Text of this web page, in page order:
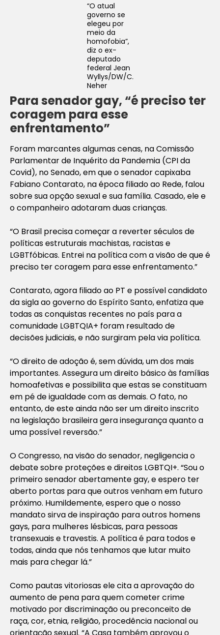
“O atual
governo se
elegeu por
meio da
homofobia”,
diz o ex-
deputado
federal Jean
Wyllys/DW/C.
Neher
Para senador gay, “é preciso ter
coragem para esse
enfrentamento”
Foram marcantes algumas cenas, na Comissão
Parlamentar de Inquérito da Pandemia (CPI da
Covid), no Senado, em que o senador capixaba
Fabiano Contarato, na época filiado ao Rede, falou
sobre sua opção sexual e sua família. Casado, ele e
o companheiro adotaram duas crianças.
“O Brasil precisa começar a reverter séculos de
políticas estruturais machistas, racistas e
LGBTfóbicas. Entrei na política com a visão de que é
preciso ter coragem para esse enfrentamento.”
Contarato, agora filiado ao PT e possível candidato
da sigla ao governo do Espírito Santo, enfatiza que
todas as conquistas recentes no país para a
comunidade LGBTQIA+ foram resultado de
decisões judiciais, e não surgiram pela via política.
“O direito de adoção é, sem dúvida, um dos mais
importantes. Assegura um direito básico às famílias
homoafetivas e possibilita que estas se constituam
em pé de igualdade com as demais. O fato, no
entanto, de este ainda não ser um direito inscrito
na legislação brasileira gera insegurança quanto a
uma possível reversão.”
O Congresso, na visão do senador, negligencia o
debate sobre proteções e direitos LGBTQI+. “Sou o
primeiro senador abertamente gay, e espero ter
aberto portas para que outros venham em futuro
próximo. Humildemente, espero que o nosso
mandato sirva de inspiração para outros homens
gays, para mulheres lésbicas, para pessoas
transexuais e travestis. A política é para todos e
todas, ainda que nós tenhamos que lutar muito
mais para chegar lá.”
Como pautas vitoriosas ele cita a aprovação do
aumento de pena para quem cometer crime
motivado por discriminação ou preconceito de
raça, cor, etnia, religião, procedência nacional ou
orientação sexual. “A Casa também aprovou o